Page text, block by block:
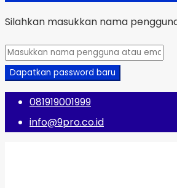
Silahkan masukkan nama
Dapatkan password baru
081919001999
info@9pro.co.id